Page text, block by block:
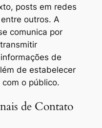
posts em redes
outros. A
comunica por
de
de estabelecer
o público.
de Contato